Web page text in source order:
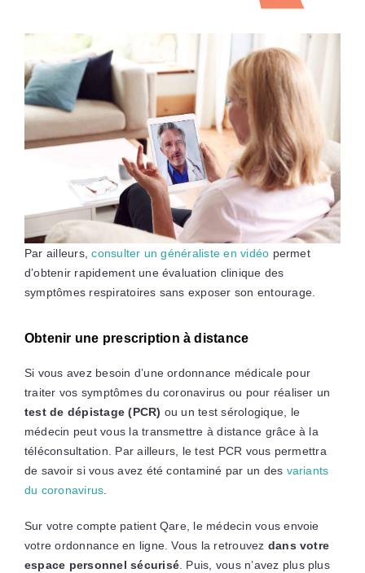
Par ailleurs,consulter un généraliste en vidéo permet
d’obtenir rapidement une évaluation clinique des
symptômes respiratoires sans exposer son entourage.
Obtenir une prescription à distance
Si vous avez besoin d’une ordonnance médicale pour
traiter vos symptômes du coronavirus ou pour réaliser un
test de dépistage (PCR) ou un test sérologique, le
médecin peut vous la transmettre à distance grâce à la
téléconsultation. Par ailleurs, le test PCR vous permettra
de savoir si vous avez été contaminé par un des variants
du coronavirus.
Sur votre compte patient Qare, le médecin vous envoie
votre ordonnance en ligne. Vous la retrouvez dans votre
espace personnel sécurisé. Puis, vous n’avez plus plus